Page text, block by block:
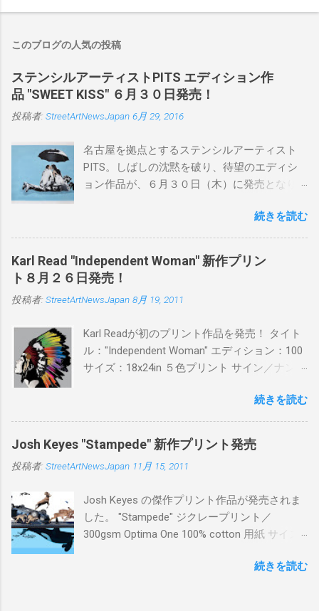
このブログの人気の投稿
ステンシルアーティストPITS エディション作
品 "SWEET KISS" ６月３０日発売！
投稿者: StreetArtNewsJapan 6月 29, 2016
名古屋を拠点とするステンシルアーティスト
PITS。しばしの沈黙を破り、待望のエディシ
ョン作品が、６月３０日（木）に発売となり
品に落とし込むスタイルは今作でも健在。(
PITSの過去記事はこちらから ) 発売日：6月30
日(木)19時 タイトル：SWEET KISS カラー：
BLUE/MINT GREEN/PINK/YELLOW エディショ
ン：各色５ サイズ：800mm × 550mm 価格：
¥16,000(¥17,280) 購入は、 こちら から
続きを読む
Karl Read "Independent Woman" 新作プリン
ト８月２６日発売！
投稿者: StreetArtNewsJapan 8月 19, 2011
Karl Readが初のプリント作品を発売！ タイト
ル："Independent Woman" エディション：100
サイズ：18x24in ５色プリント サイン／ナンバ
ドフィニッシュバージョン（エディション：
25）$125 購入は８月２６日に こちら から
続きを読む
Josh Keyes "Stampede" 新作プリント発売
投稿者: StreetArtNewsJapan 11月 15, 2011
Josh Keyes の傑作プリント作品が発売されま
した。 "Stampede" ジクレープリント／
300gsm Optima One 100% cotton 用紙 サイズ:
ィション：350 価格: $350 + 送料 購入は こち
続きを読む